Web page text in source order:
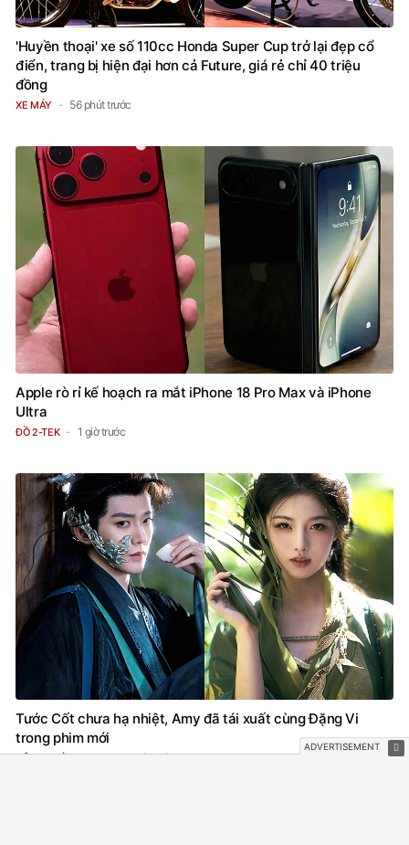
'Huyền thoại' xe số 110cc Honda Super Cup trở lại đẹp cổ
điển, trang bị hiện đại hơn cả Future, giá rẻ chỉ 40 triệu
đồng
XE MÁY
Apple rò rỉ kế hoạch ra mắt iPhone 18 Pro Max và iPhone
Ultra
ĐỒ 2-TEK
Tước Cốt chưa hạ nhiệt, Amy đã tái xuất cùng Đặng Vi
trong phim mới
HẬU TRƯỜNG PHIM